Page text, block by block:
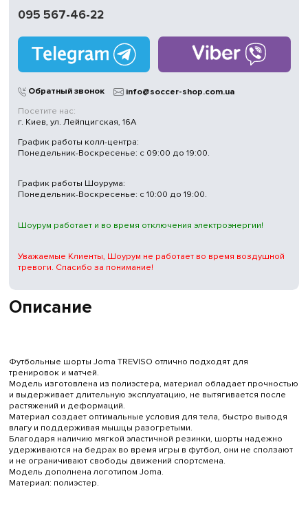
Описание
Футбольные шорты Joma TREVISO отлично подходят для
тренировок и матчей.
Модель изготовлена из полиэстера, материал обладает прочностью
и выдерживает длительную эксплуатацию, не вытягивается после
растяжений и деформаций.
Материал создает оптимальные условия для тела, быстро выводя
влагу и поддерживая мышцы разогретыми.
Благодаря наличию мягкой эластичной резинки, шорты надежно
удерживаются на бедрах во время игры в футбол, они не сползают
и не ограничивают свободы движений спортсмена.
Модель дополнена логотипом Joma.
Материал: полиэстер.
095 567-46-22
Обратный звонок
info@soccer-shop.com.ua
Посетите нас:
г. Киев, ул. Лейпцигская, 16А
График работы колл-центра:
Понедельник-Воскресенье: с 09:00 до 19:00.
График работы Шоурума:
Понедельник-Воскресенье: с 10:00 до 19:00.
Шоурум работает и во время отключения электроэнергии!
Уважаемые Клиенты, Шоурум не работает во время воздушной
тревоги. Спасибо за понимание!